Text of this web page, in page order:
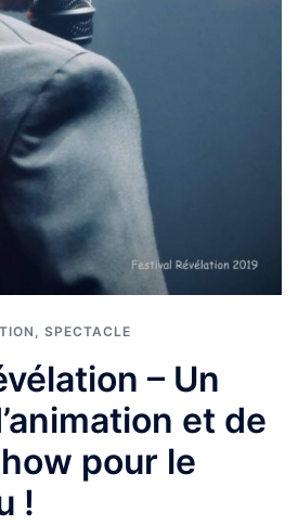
, SPECTACLE
– Un
et de
pour le
!